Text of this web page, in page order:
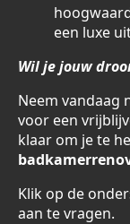
een luxe
Wil je jouw
Neem vandaag
voor een
klaar om je te
Klik op de
aan te vragen.